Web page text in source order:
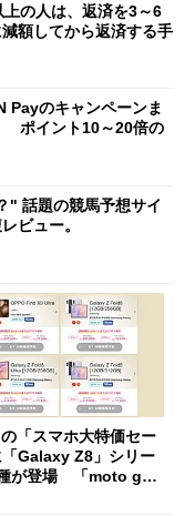
の人は、返済を3～6
額してから返済する手
Payのキャンペーンま
ポイント10～20倍の
" 話題の競馬予想サイ
ビュー。
「スマホ大特価セー
Galaxy Z8」シリー
が登場 「moto g37